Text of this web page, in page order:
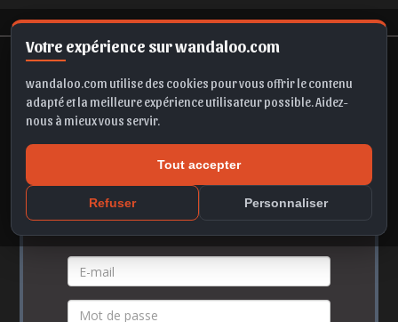
Votre expérience sur wandaloo.com
wandaloo.com utilise des cookies pour vous offrir le contenu
adapté et la meilleure expérience utilisateur possible. Aidez-
nous à mieux vous servir.
Tout accepter
Refuser Personnaliser
Accès membre
Vos identifiants